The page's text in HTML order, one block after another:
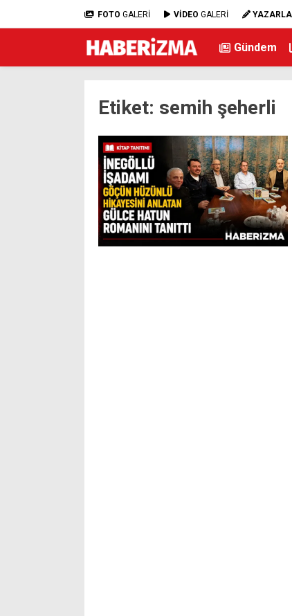
FOTO GALERİ VİDEO GALERİ
Gündem
Etiket: semih şeherli